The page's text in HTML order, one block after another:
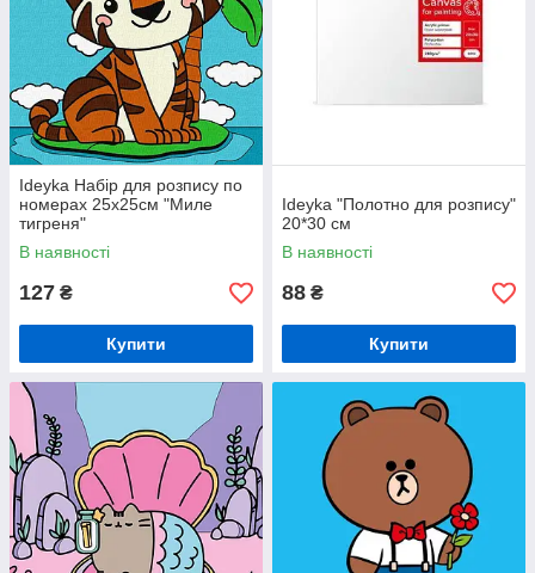
Ideyka Набір для розпису по
номерах 25х25см "Миле
тигреня"
В наявності
127 ₴
Купити
Ideyka "Полотно для розпису"
20*30 см
В наявності
88 ₴
Купити